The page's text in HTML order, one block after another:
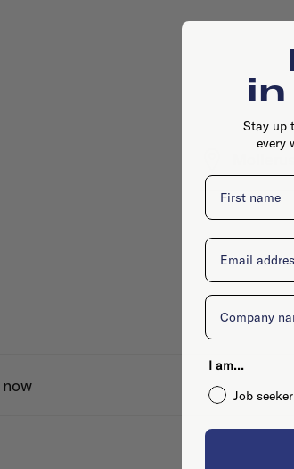
in
Stay up
every
First name
Email
Company
I am...
Job seeker